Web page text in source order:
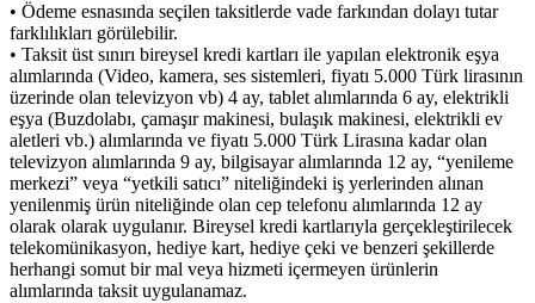
• Ödeme esnasında seçilen taksitlerde vade farkından dolayı tutar
farklılıkları görülebilir.
• Taksit üst sınırı bireysel kredi kartları ile yapılan elektronik eşya
alımlarında (Video, kamera, ses sistemleri, fiyatı 5.000 Türk lirasının
üzerinde olan televizyon vb) 4 ay, tablet alımlarında 6 ay, elektrikli
eşya (Buzdolabı, çamaşır makinesi, bulaşık makinesi, elektrikli ev
aletleri vb.) alımlarında ve fiyatı 5.000 Türk Lirasına kadar olan
televizyon alımlarında 9 ay, bilgisayar alımlarında 12 ay, “yenileme
merkezi” veya “yetkili satıcı” niteliğindeki iş yerlerinden alınan
yenilenmiş ürün niteliğinde olan cep telefonu alımlarında 12 ay
olarak olarak uygulanır. Bireysel kredi kartlarıyla gerçekleştirilecek
telekomünikasyon, hediye kart, hediye çeki ve benzeri şekillerde
herhangi somut bir mal veya hizmeti içermeyen ürünlerin
alımlarında taksit uygulanamaz.